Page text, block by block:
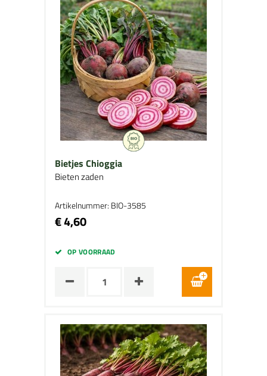
Bietjes Chioggia
Bieten zaden
Artikelnummer: BIO-3585
€ 4,60
OP VOORRAAD